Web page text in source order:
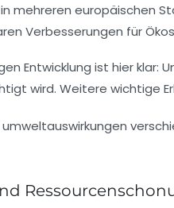
mehreren europäischen
Verbesserungen für
Entwicklung ist hier klar:
wird. Weitere wichtige